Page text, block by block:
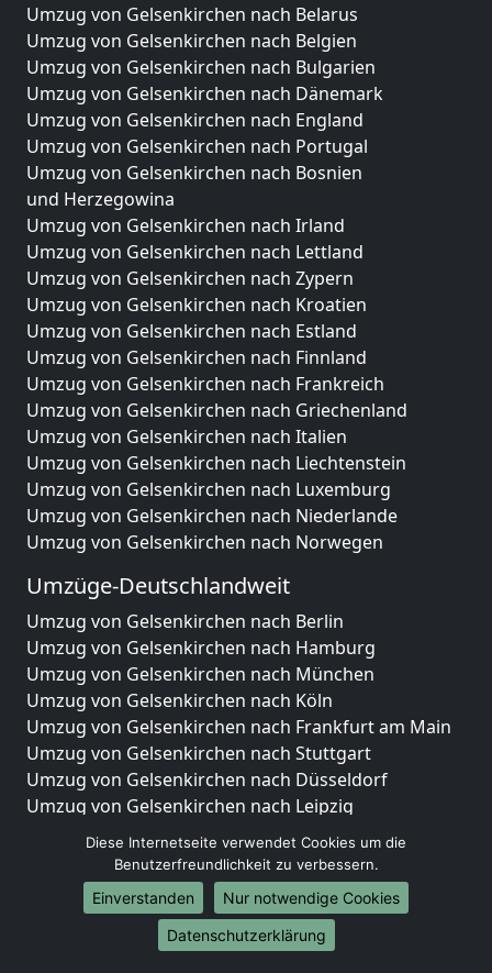
Umzug von Gelsenkirchen nach Belarus
Umzug von Gelsenkirchen nach Belgien
Umzug von Gelsenkirchen nach Bulgarien
Umzug von Gelsenkirchen nach Dänemark
Umzug von Gelsenkirchen nach England
Umzug von Gelsenkirchen nach Portugal
Umzug von Gelsenkirchen nach Bosnien
und Herzegowina
Umzug von Gelsenkirchen nach Irland
Umzug von Gelsenkirchen nach Lettland
Umzug von Gelsenkirchen nach Zypern
Umzug von Gelsenkirchen nach Kroatien
Umzug von Gelsenkirchen nach Estland
Umzug von Gelsenkirchen nach Finnland
Umzug von Gelsenkirchen nach Frankreich
Umzug von Gelsenkirchen nach Griechenland
Umzug von Gelsenkirchen nach Italien
Umzug von Gelsenkirchen nach Liechtenstein
Umzug von Gelsenkirchen nach Luxemburg
Umzug von Gelsenkirchen nach Niederlande
Umzug von Gelsenkirchen nach Norwegen
Umzüge-Deutschlandweit
Umzug von Gelsenkirchen nach Berlin
Umzug von Gelsenkirchen nach Hamburg
Umzug von Gelsenkirchen nach München
Umzug von Gelsenkirchen nach Köln
Umzug von Gelsenkirchen nach Frankfurt am Main
Umzug von Gelsenkirchen nach Stuttgart
Umzug von Gelsenkirchen nach Düsseldorf
Umzug von Gelsenkirchen nach Leipzig
Umzug von Gelsenkirchen nach Dortmund
Umzug von Gelsenkirchen nach Essen
Umzug von Gelsenkirchen nach Bremen
Umzug von Gelsenkirchen nach Dresden
Umzug von Gelsenkirchen nach Hannover
Diese Internetseite verwendet Cookies um die
Benutzerfreundlichkeit zu verbessern.
Einverstanden
Nur notwendige Cookies
Datenschutzerklärung